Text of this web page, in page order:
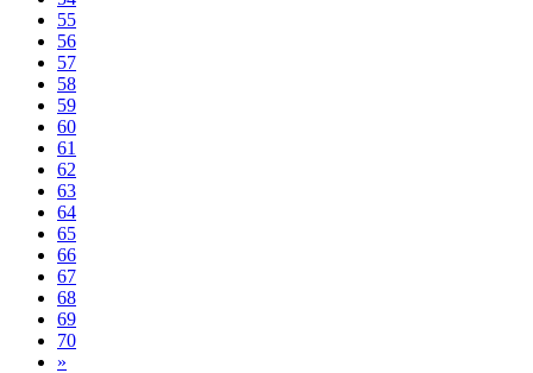
55
56
57
58
59
60
61
62
63
64
65
66
67
68
69
70
»